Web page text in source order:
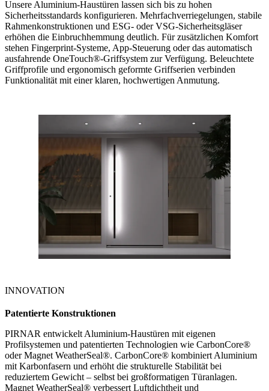
Unsere Aluminium-Haustüren lassen sich bis zu hohen
Sicherheitsstandards konfigurieren. Mehrfachverriegelungen, stabile
Rahmenkonstruktionen und ESG- oder VSG-Sicherheitsgläser
erhöhen die Einbruchhemmung deutlich. Für zusätzlichen Komfort
stehen Fingerprint-Systeme, App-Steuerung oder das automatisch
ausfahrende OneTouch®-Griffsystem zur Verfügung. Beleuchtete
Griffprofile und ergonomisch geformte Griffserien verbinden
Funktionalität mit einer klaren, hochwertigen Anmutung.
INNOVATION
Patentierte Konstruktionen
PIRNAR entwickelt Aluminium-Haustüren mit eigenen
Profilsystemen und patentierten Technologien wie CarbonCore®
oder Magnet WeatherSeal®. CarbonCore® kombiniert Aluminium
mit Karbonfasern und erhöht die strukturelle Stabilität bei
reduziertem Gewicht – selbst bei großformatigen Türanlagen.
Magnet WeatherSeal® verbessert Luftdichtheit und